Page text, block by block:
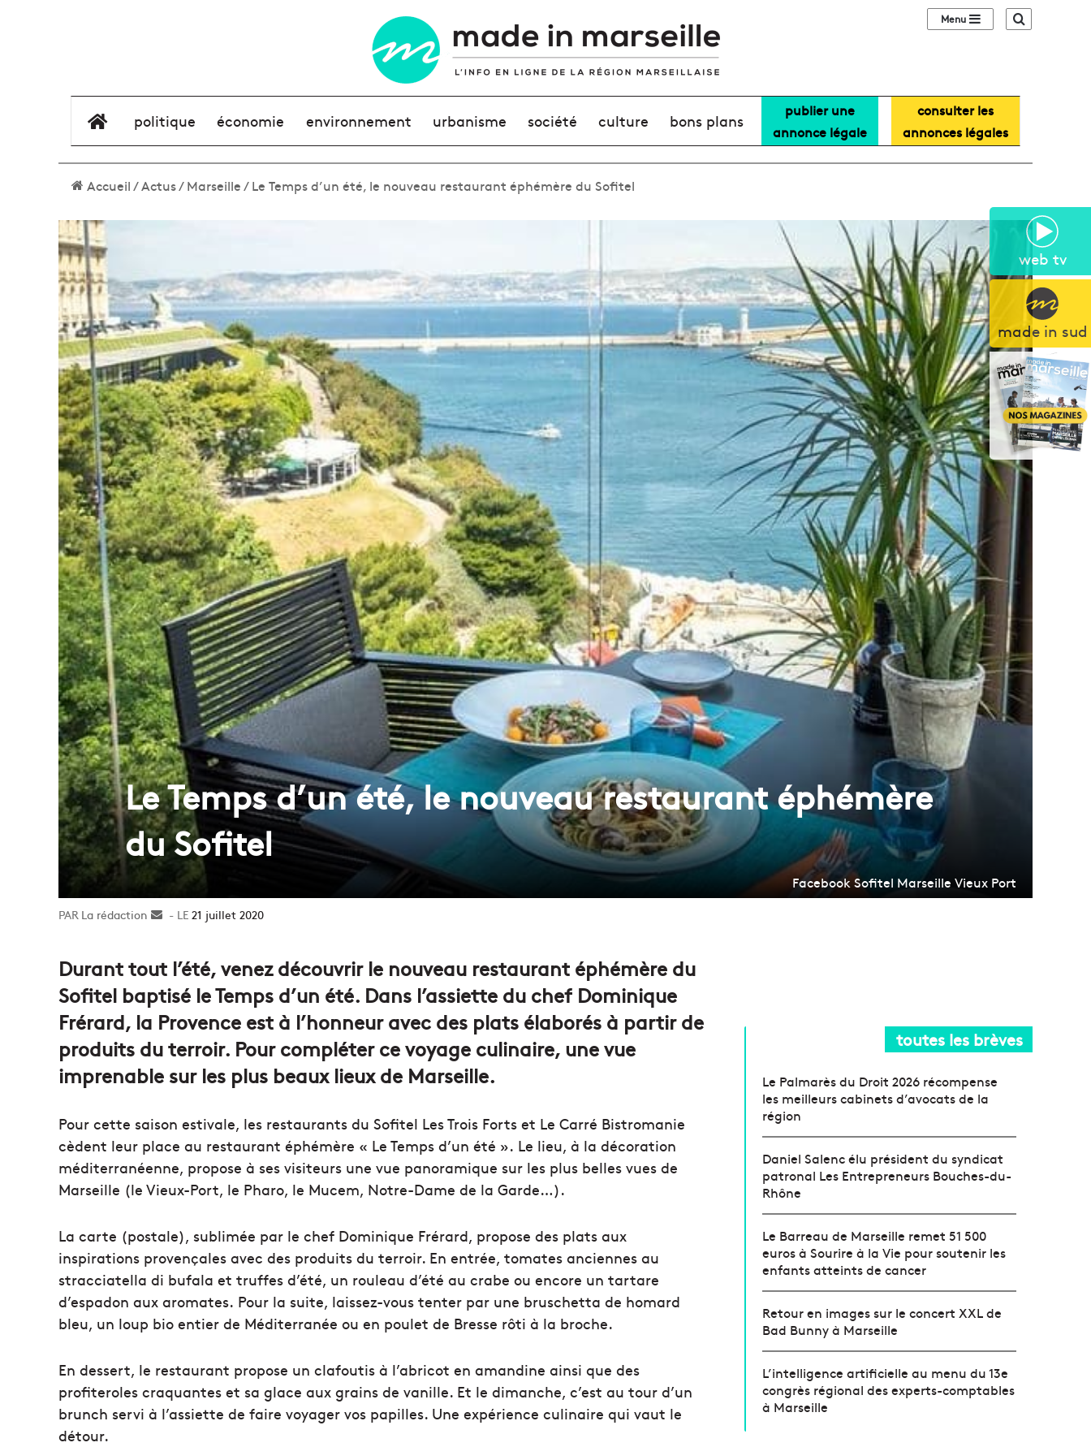
web tv
made in sud
Sidebar (barre
élément de menu
politique économie environnement urbanisme société culture bons plans
publier une
annonce légale
consulter les
annonces légales
Accueil/Actus/Marseille/Le Temps d’un été, le nouveau restaurant éphémère du Sofitel
Le Temps d’un été, le nouveau restaurant éphémère
du Sofitel
Facebook Sofitel Marseille Vieux Port
La rédaction
Envoyer21 juillet 2020
Durant tout l’été, venez découvrir le nouveau restaurant éphémère du
Sofitel baptisé le Temps d’un été. Dans l’assiette du chef Dominique
Frérard, la Provence est à l’honneur avec des plats élaborés à partir de
produits du terroir. Pour compléter ce voyage culinaire, une vue
imprenable sur les plus beaux lieux de Marseille.
Pour cette saison estivale, les restaurants du Sofitel Les Trois Forts et Le Carré Bistromanie
cèdent leur place au restaurant éphémère « Le Temps d’un été ». Le lieu, à la décoration
méditerranéenne, propose à ses visiteurs une vue panoramique sur les plus belles vues de
Marseille (le Vieux-Port, le Pharo, le Mucem, Notre-Dame de la Garde…).
La carte (postale), sublimée par le chef Dominique Frérard, propose des plats aux
inspirations provençales avec des produits du terroir. En entrée, tomates anciennes au
stracciatella di bufala et truffes d’été, un rouleau d’été au crabe ou encore un tartare
d’espadon aux aromates. Pour la suite, laissez-vous tenter par une bruschetta de homard
bleu, un loup bio entier de Méditerranée ou en poulet de Bresse rôti à la broche.
En dessert, le restaurant propose un clafoutis à l’abricot en amandine ainsi que des
profiteroles craquantes et sa glace aux grains de vanille. Et le dimanche, c’est au tour d’un
brunch servi à l’assiette de faire voyager vos papilles. Une expérience culinaire qui vaut le
détour.
toutes les brèves
Le Palmarès du Droit 2026 récompense
les meilleurs cabinets d’avocats de la
région
Daniel Salenc élu président du syndicat
patronal Les Entrepreneurs Bouches-du-
Rhône
Le Barreau de Marseille remet 51 500
euros à Sourire à la Vie pour soutenir les
enfants atteints de cancer
Retour en images sur le concert XXL de
Bad Bunny à Marseille
L’intelligence artificielle au menu du 13e
congrès régional des experts-comptables
à Marseille